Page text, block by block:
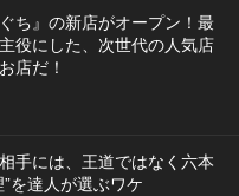
ち』の新店がオープン！最
役にした、次世代の人気店
店だ！
手には、王道ではなく六本
を達人が選ぶワケ